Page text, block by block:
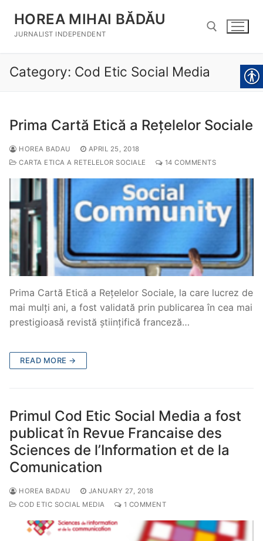
content
HOREA MIHAI BĂDĂU
JURNALIST INDEPENDENT
Search for:
Category: Cod Etic Social Media
Prima Cartă Etică a Rețelelor Sociale
HOREA BADAU
APRIL 25, 2018
CARTA ETICA A RETELELOR SOCIALE
14 COMMENTS
Prima Cartă Etică a Rețelelor Sociale, la care lucrez de
mai mulți ani, a fost validată prin publicarea în cea mai
prestigioasă revistă științifică franceză…
READ MORE →
Primul Cod Etic Social Media a fost
publicat în Revue Francaise des
Sciences de l’Information et de la
Comunication
HOREA BADAU
JANUARY 27, 2018
COD ETIC SOCIAL MEDIA
1 COMMENT